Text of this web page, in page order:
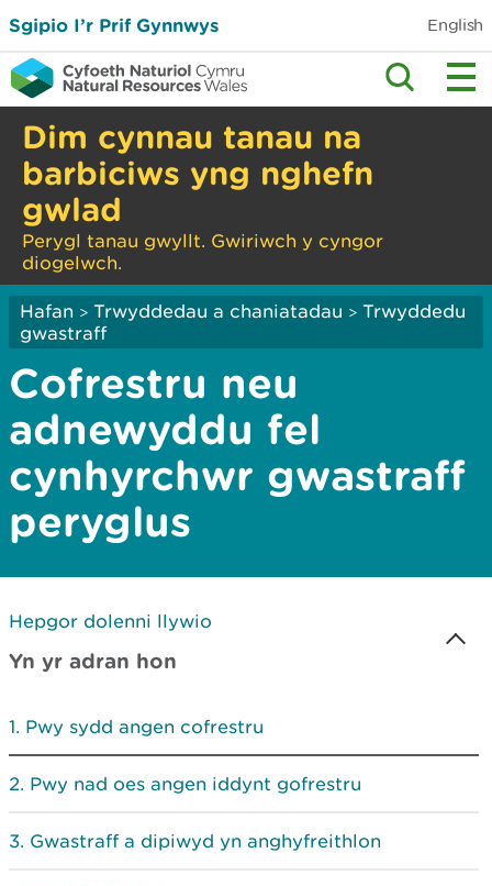
Sgipio I’r Prif Gynnwys English
Dim cynnau tanau na
barbiciws yng nghefn
gwlad
Perygl tanau gwyllt. Gwiriwch y cyngor
diogelwch.
Hafan > Trwyddedau a chaniatadau > Trwyddedu
gwastraff
Cofrestru neu
adnewyddu fel
cynhyrchwr gwastraff
peryglus
Hepgor dolenni llywio
Yn yr adran hon
Pwy sydd angen cofrestru
Pwy nad oes angen iddynt gofrestru
Gwastraff a dipiwyd yn anghyfreithlon